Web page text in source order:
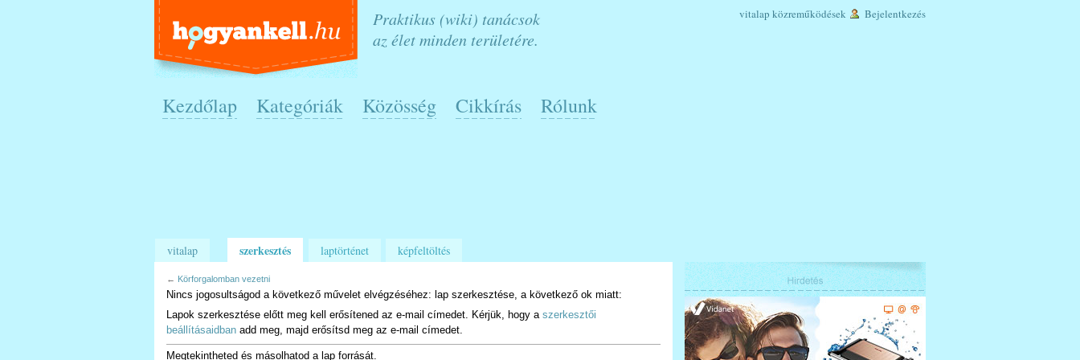
Praktikus (wiki) tanácsok
az élet minden területére.
vitalap közreműködések Bejelentkezés
Kezdőlap Kategóriák Közösség Cikkírás Rólunk
vitalap szerkesztés laptörténet képfeltöltés
← Körforgalomban vezetni
Nincs jogosultságod a következő művelet elvégzéséhez: lap szerkesztése, a következő ok miatt:
Lapok szerkesztése előtt meg kell erősítened az e-mail címedet. Kérjük, hogy a szerkesztői
beállításaidban add meg, majd erősítsd meg az e-mail címedet.
Megtekintheted és másolhatod a lap forrását.